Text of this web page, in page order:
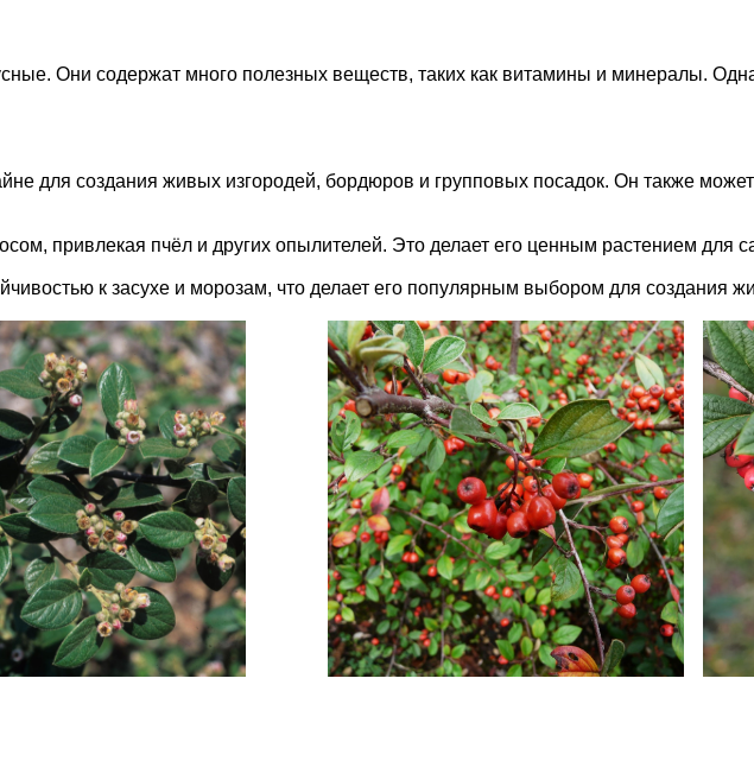
Они содержат много полезных веществ, таких как витамины и минералы.
для создания живых изгородей, бордюров и групповых посадок. Он также
привлекая пчёл и других опылителей. Это делает его ценным растением для
к засухе и морозам, что делает его популярным выбором для создания